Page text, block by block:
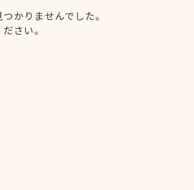
かりませんでした。
さい。